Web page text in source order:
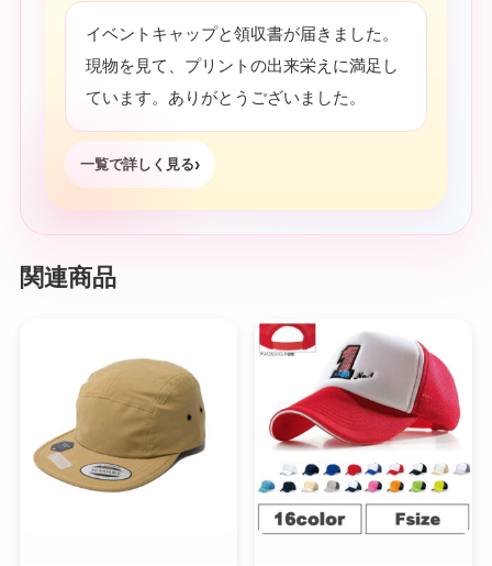
イベントキャップと領収書が届きました。
現物を見て、プリントの出来栄えに満足し
ています。ありがとうございました。
一覧で詳しく見る
関連商品